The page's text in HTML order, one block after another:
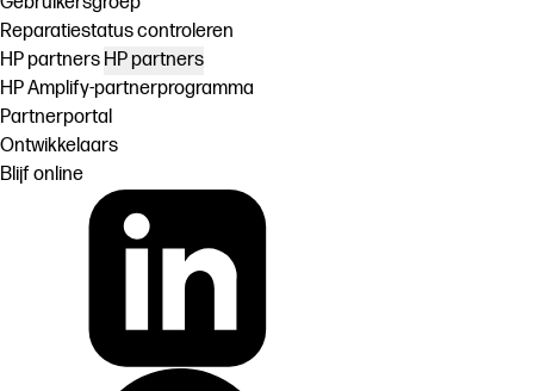
Reparatiestatus controleren
HP partners HP partners
HP Amplify-partnerprogramma
Partnerportal
Ontwikkelaars
Blijf online